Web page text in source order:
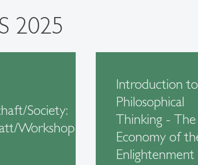
2025
Society:
Workshop
Introduction to
Philosophical
Thinking - The
Economy of
Enlightenment